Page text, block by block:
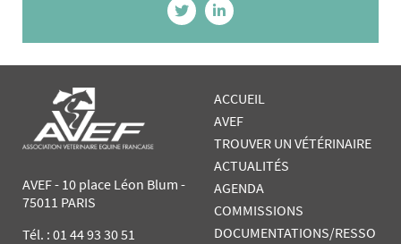
AVEF - 10 place Léon Blum -
75011 PARIS
Tél. : 01 44 93 30 51
ACCUEIL
AVEF
TROUVER UN VÉTÉRINAIRE
ACTUALITÉS
AGENDA
COMMISSIONS
DOCUMENTATIONS/RESSO